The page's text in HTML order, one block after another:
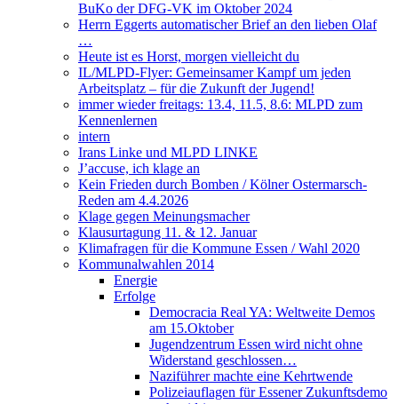
BuKo der DFG-VK im Oktober 2024
Herrn Eggerts automatischer Brief an den lieben Olaf
…
Heute ist es Horst, morgen vielleicht du
IL/MLPD-Flyer: Gemeinsamer Kampf um jeden
Arbeitsplatz – für die Zukunft der Jugend!
immer wieder freitags: 13.4, 11.5, 8.6: MLPD zum
Kennenlernen
intern
Irans Linke und MLPD LINKE
J’accuse, ich klage an
Kein Frieden durch Bomben / Kölner Ostermarsch-
Reden am 4.4.2026
Klage gegen Meinungsmacher
Klausurtagung 11. & 12. Januar
Klimafragen für die Kommune Essen / Wahl 2020
Kommunalwahlen 2014
Energie
Erfolge
Democracia Real YA: Weltweite Demos
am 15.Oktober
Jugendzentrum Essen wird nicht ohne
Widerstand geschlossen…
Naziführer machte eine Kehrtwende
Polizeiauflagen für Essener Zukunftsdemo